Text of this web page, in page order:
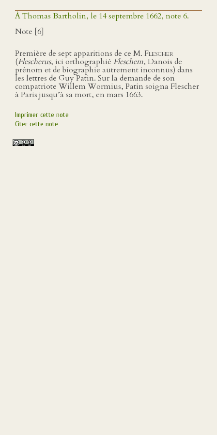
À Thomas Bartholin, le 14 septembre 1662, note 6.
Note [6]
Première de sept apparitions de ce M. Flescher
(Flescherus, ici orthographié Fleschem, Danois de
prénom et de biographie autrement inconnus) dans
les lettres de Guy Patin. Sur la demande de son
compatriote Willem Wormius, Patin soigna Flescher
à Paris jusqu’à sa mort, en mars 1663.
Imprimer cette note
Citer cette note